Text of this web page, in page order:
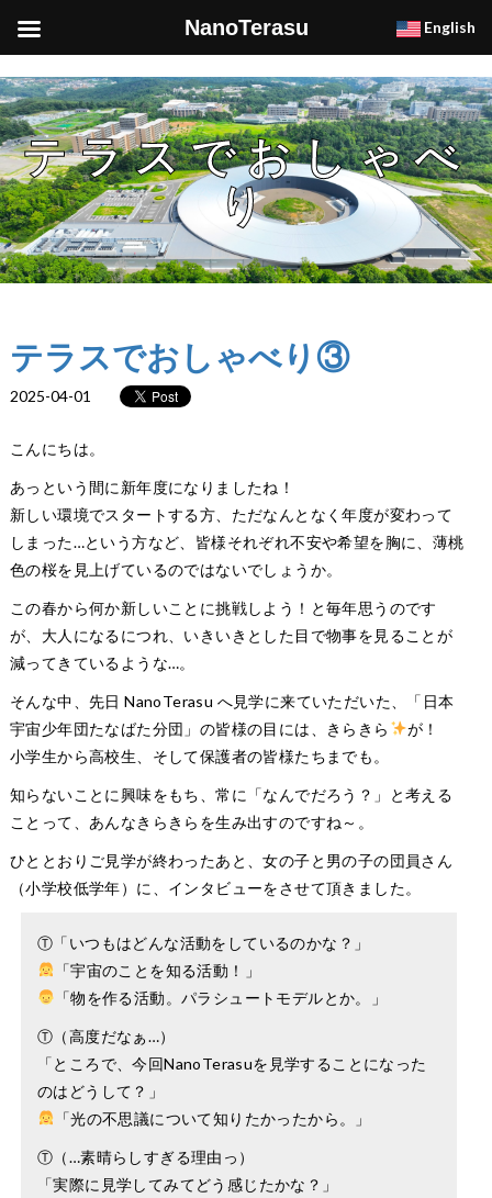
テラスでおしゃべ
り
テラスでおしゃべり③
2025-04-01
こんにちは。
あっという間に新年度になりましたね！
新しい環境でスタートする方、ただなんとなく年度が変わって
しまった…という方など、皆様それぞれ不安や希望を胸に、薄桃
色の桜を見上げているのではないでしょうか。
この春から何か新しいことに挑戦しよう！と毎年思うのです
が、大人になるにつれ、いきいきとした目で物事を見ることが
減ってきているような…。
そんな中、先日 NanoTerasu へ見学に来ていただいた、「日本
宇宙少年団たなばた分団」の皆様の目には、きらきら
が！
小学生から高校生、そして保護者の皆様たちまでも。
知らないことに興味をもち、常に「なんでだろう？」と考える
ことって、あんなきらきらを生み出すのですね～。
ひととおりご見学が終わったあと、女の子と男の子の団員さん
（小学校低学年）に、インタビューをさせて頂きました。
Ⓣ「いつもはどんな活動をしているのかな？」
「宇宙のことを知る活動！」
「物を作る活動。パラシュートモデルとか。」
Ⓣ（高度だなぁ…）
「ところで、今回NanoTerasuを見学することになった
のはどうして？」
「光の不思議について知りたかったから。」
Ⓣ（…素晴らしすぎる理由っ）
「実際に見学してみてどう感じたかな？」
NanoTerasu English